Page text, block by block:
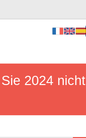
2024 nicht